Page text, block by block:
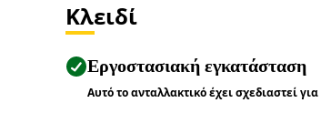
Κλειδί
Εργοστασιακή εγκατάσταση
Αυτό το ανταλλακτικό έχει σχεδιαστεί